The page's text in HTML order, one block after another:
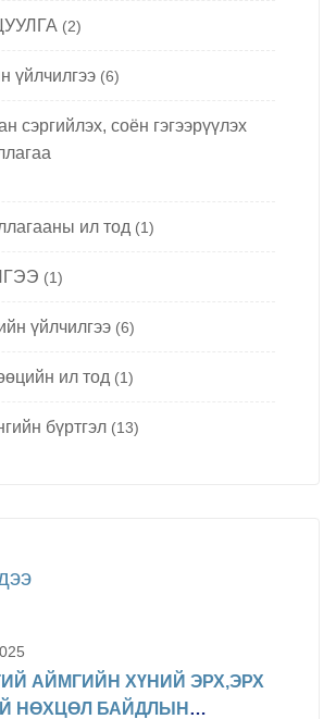
(2)
үйлчилгээ (6)
сэргийлэх, соён гэгээрүүлэх
ил тод (1)
(1)
үйлчилгээ (6)
ил тод (1)
бүртгэл (13)
АЙМГИЙН ХҮНИЙ ЭРХ,ЭРХ
НӨХЦӨЛ БАЙДЛЫН